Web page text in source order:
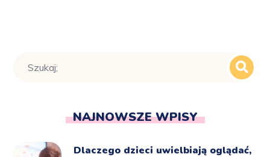
NAJNOWSZE WPISY
Dlaczego dzieci uwielbiają oglądać,